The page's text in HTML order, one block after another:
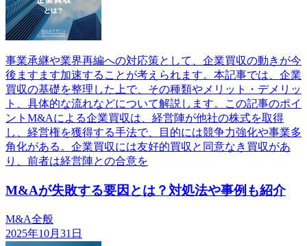
事業承継や業界再編への対応策として、企業買収の動きが今
後ますます加速することが考えられます。本記事では、企業
買収の基礎を整理した上で、その種類やメリット・デメリッ
ト、具体的な流れなどについて解説します。この記事のポイ
ントM&Aによる企業買収は、経営陣が他社の株式を取得
し、経営権を獲得する手法で、目的には競争力強化や事業多
角化がある。企業買収には友好的買収と同意なき買収があ
り、前者は経営陣との合意を
M&Aが失敗する要因とは？対処法や事例も紹介
M&A全般
2025年10月31日